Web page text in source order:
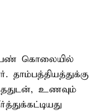
கொலையில்
உணவும்